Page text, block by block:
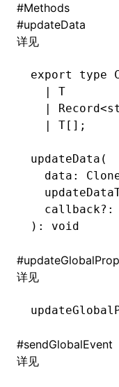
#Methods
#updateData
详见
export type
  |
T
  |
Record<
  |
T[];
updateData (
data:
  callback
?:
): void
#
详见
#sendGlobalEvent
详见